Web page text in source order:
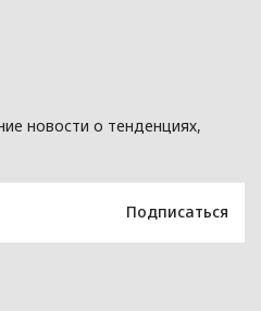
новости о тенденциях,